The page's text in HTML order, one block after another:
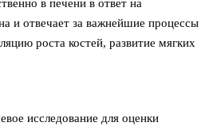
в печени в ответ на
и отвечает за важнейшие процессы
роста костей, развитие мягких
исследование для оценки